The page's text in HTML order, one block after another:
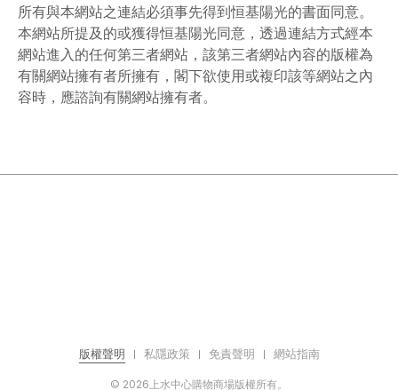
所有與本網站之連結必須事先得到恒基陽光的書面同意。
本網站所提及的或獲得恒基陽光同意，透過連結方式經本
網站進入的任何第三者網站，該第三者網站內容的版權為
有關網站擁有者所擁有，閣下欲使用或複印該等網站之內
容時，應諮詢有關網站擁有者。
版權聲明 私隱政策 免責聲明 網站指南
© 2026上水中心購物商場版權所有。